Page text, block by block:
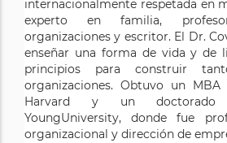
internacionalmente respetada en
experto en familia,
organizaciones y escritor. El Dr.
enseñar una forma de vida y de
principios para construir
organizaciones. Obtuvo un MBA
Harvard y un doctorado
YoungUniversity, donde fue
organizacional y dirección de